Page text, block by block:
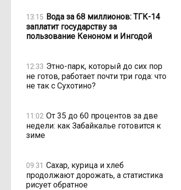
13:15 Вода за 68 миллионов: ТГК-14
заплатит государству за
пользование Кеноном и Ингодой
12:33 Этно-парк, который до сих пор
не готов, работает почти три года: что
не так с Сухотино?
11:02 От 35 до 60 процентов за две
недели: как Забайкалье готовится к
зиме
09:31 Сахар, курица и хлеб
продолжают дорожать, а статистика
рисует обратное